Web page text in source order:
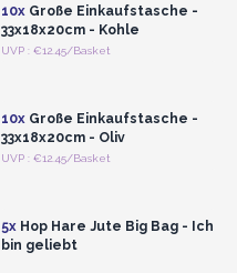
10xGroße Einkaufstasche -
33x18x20cm - Kohle
UVP : €12.45/Basket
Anmelden oder
10xGroße Einkaufstasche -
33x18x20cm - Oliv
UVP : €12.45/Basket
Anmelden oder
5xHop Hare Jute Big Bag - Ich
bin geliebt